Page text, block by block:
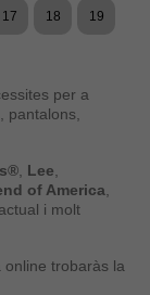
17 18 19
per a
pantalons,
Lee
of America
i molt
trobaràs la